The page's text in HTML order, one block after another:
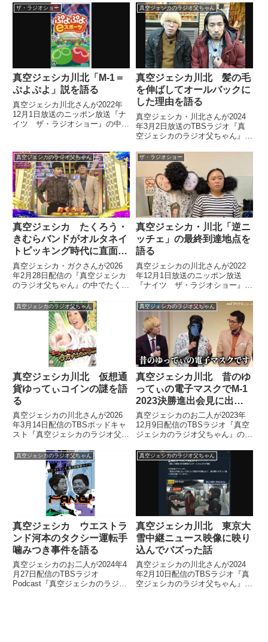
様を紹介。「マヂカルラブリーの
2人のMCが最悪だった」と話し
ていました。
振り返り。バッテリィズ・エース
さんから聞いた本名に込められた
意味とバッテリィズの東京進出が
必然的であることについて話して
いました。
ザ・ラジオショー
真空ジェシカ川北「M-1＝
ぷよぷよ」説を語る
真空ジェシカ川北さんが2022年
12月1日放送のニッポン放送『ナ
イツ ザ・ラジオショー』の中で
二人と話していました。
真空ジェシカのラジオ父ちゃん
真空ジェシカ川北 髪の毛
を伸ばしてオールバックに
した理由を語る
真空ジェシカ・川北さんが2024
年3月2日放送のTBSラジオ『真
空ジェシカのラジオ父ちゃん』の
クにした理由を話していました。
真空ジェシカのラジオ父ちゃん
真空ジェシカ たくろう・
きむらバンドがオルタネイ
トピッキング時代に直面し
た厳しい現実を語る
真空ジェシカ・ガクさんが2026
年2月28日配信の『真空ジェシカ
のラジオ父ちゃん』の中でたくろ
た学生お笑い・オルタネイトピッ
キング時代のエピソードを紹介。
その時、きむらバンドさんが直面
していた厳しい現実について話し
ていました。
ザ・ラジオショー
真空ジェシカ・川北「逆ニ
ッチェ」の最終到達地点を
語る
真空ジェシカの川北さんが2022
年12月1日放送のニッポン放送
『ナイツ ザ・ラジオショー』の
ク。その最終到達地点などについ
て話していました。
真空ジェシカのラジオ父ちゃん
真空ジェシカ川北 仮想通
貨ゆってぃコインの謎を語
る
真空ジェシカの川北さんが2026
年3月14日配信のTBSポッドキャ
スト『真空ジェシカのラジオ父ち
イン（Yuttycoin）の謎について
考察していました。
真空ジェシカのラジオ父ちゃん
真空ジェシカ川北 昔のゆ
ってぃの電子マスクでM-1
2023決勝進出会見に出た
話
真空ジェシカのお二人が2023年
12月9日配信のTBSラジオ『真空
ジェシカのラジオ父ちゃん』の中
様を紹介。川北さんが昔のゆって
ぃの電子マスクで登場するも、い
まいち電子マスクの調子が悪かっ
たことについて話していました。
真空ジェシカのラジオ父ちゃん
真空ジェシカ ウエストラ
ンド河本のタクシー運転手
噛みつき事件を語る
真空ジェシカのお二人が2024年4
月27日配信のTBSラジオ
Podcast『真空ジェシカのラジオ
真空ジェシカのラジオ父ちゃん
真空ジェシカ川北 東京大
雪中継ニュース映像に映り
込んでバズった話
真空ジェシカの川北さんが2024
年2月10日配信のTBSラジオ『真
空ジェシカのラジオ父ちゃん』の